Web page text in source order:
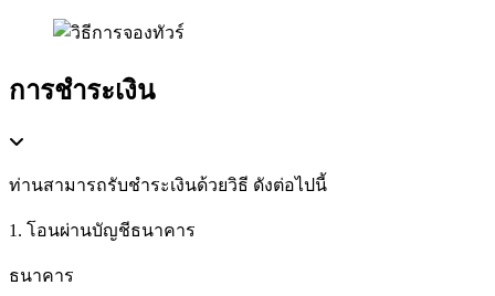
การชำระเงิน
ท่านสามารถรับชำระเงินด้วยวิธี ดังต่อไปนี้
1. โอนผ่านบัญชีธนาคาร
ธนาคาร